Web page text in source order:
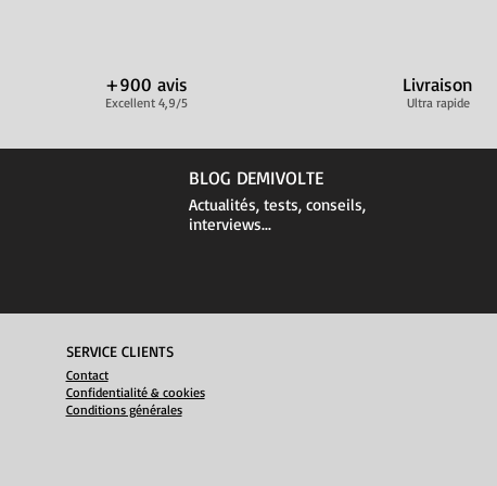
+900 avis
Excellent 4,9/5
Livraison
Ultra rapide
BLOG DEMIVOLTE
Actualités, tests, conseils,
interviews...
SERVICE CLIENTS
Contact
Confidentialité & cookies
Conditions générales